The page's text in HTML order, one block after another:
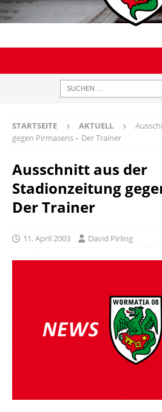
STARTSEITE AKTUELL
gegen Pirmasens – Der Trainer
Ausschnitt aus der
Stadionzeitung
Der Trainer
11. April 2003 David Pirling